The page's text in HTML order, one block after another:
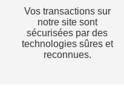
Vos transactions sur
notre site sont
sécurisées par des
technologies sûres et
reconnues.